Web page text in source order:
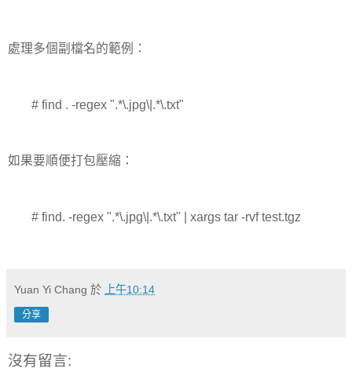
處理多個副檔名的範例：
# find . -regex ".*\.jpg\|.*\.txt"
如果要順便打包壓縮：
# find. -regex ".*\.jpg\|.*\.txt" | xargs tar -rvf test.tgz
Yuan Yi Chang 於 上午10:14
分享
沒有留言: